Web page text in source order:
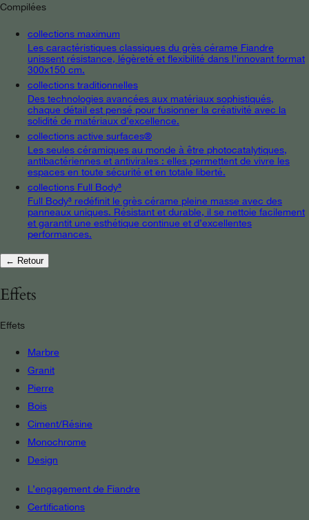
Compilées
collections maximum
Les caractéristiques classiques du grès cérame Fiandre
unissent résistance, légèreté et flexibilité dans l’innovant format
300x150 cm.
collections traditionnelles
Des technologies avancées aux matériaux sophistiqués,
chaque détail est pensé pour fusionner la créativité avec la
solidité de matériaux d’excellence.
collections active surfaces®
Les seules céramiques au monde à être photocatalytiques,
antibactériennes et antivirales : elles permettent de vivre les
espaces en toute sécurité et en totale liberté.
collections Full Body³
Full Body³ redéfinit le grès cérame pleine masse avec des
panneaux uniques. Résistant et durable, il se nettoie facilement
et garantit une esthétique continue et d’excellentes
performances.
← Retour
Effets
Effets
Marbre
Granit
Pierre
Bois
Ciment/Résine
Monochrome
Design
L’engagement de Fiandre
Certifications